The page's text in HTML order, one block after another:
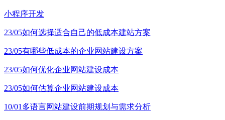
小程序开发
23/05如何选择适合自己的低成本建站方案
23/05有哪些低成本的企业网站建设方案
23/05如何优化企业网站建设成本
23/05如何估算企业网站建设成本
10/01 多语言网站建设前期规划与需求分析